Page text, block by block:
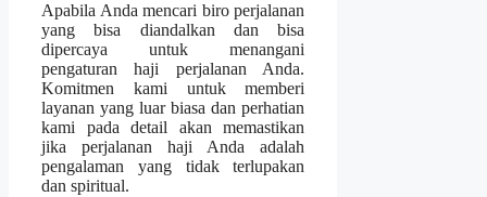
Apabila Anda mencari biro perjalanan
yang bisa diandalkan dan bisa
dipercaya untuk menangani
pengaturan haji perjalanan Anda.
Komitmen kami untuk memberi
layanan yang luar biasa dan perhatian
kami pada detail akan memastikan
jika perjalanan haji Anda adalah
pengalaman yang tidak terlupakan
dan spiritual.